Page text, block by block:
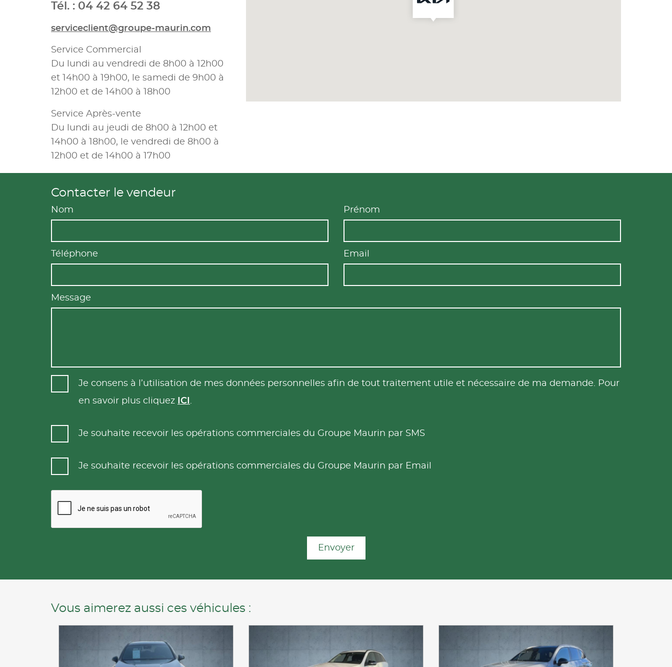
Tél. : 04 42 64 52 38
serviceclient@groupe-maurin.com
Service Commercial
Du lundi au vendredi de 8h00 à 12h00
et 14h00 à 19h00, le samedi de 9h00 à
12h00 et de 14h00 à 18h00
Service Après-vente
Du lundi au jeudi de 8h00 à 12h00 et
14h00 à 18h00, le vendredi de 8h00 à
12h00 et de 14h00 à 17h00
Contacter le vendeur
Nom Prénom
Téléphone Email
Message
Je consens à l’utilisation de mes données personnelles afin de tout traitement utile et nécessaire de ma demande. Pour
en savoir plus cliquez
ICI .
Je souhaite recevoir les opérations commerciales du Groupe Maurin par SMS
Je souhaite recevoir les opérations commerciales du Groupe Maurin par Email
Envoyer
Vous aimerez aussi ces véhicules :